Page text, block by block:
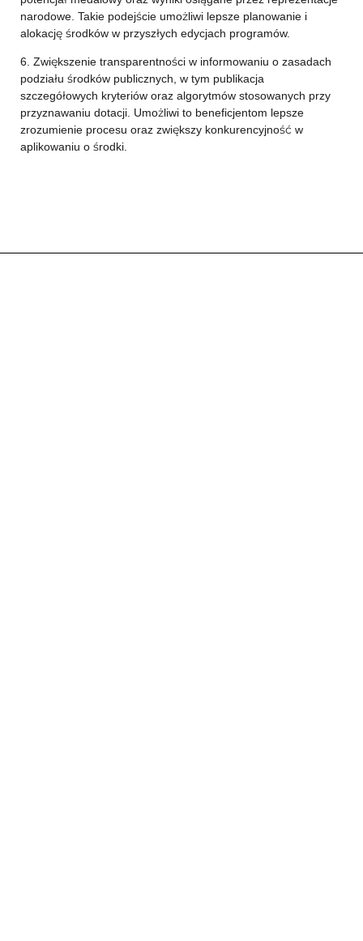
narodowe. Takie podejście umożliwi lepsze planowanie i
alokację środków w przyszłych edycjach programów.
6. Zwiększenie transparentności w informowaniu o zasadach
podziału środków publicznych, w tym publikacja
szczegółowych kryteriów oraz algorytmów stosowanych przy
przyznawaniu dotacji. Umożliwi to beneficjentom lepsze
zrozumienie procesu oraz zwiększy konkurencyjność w
aplikowaniu o środki.